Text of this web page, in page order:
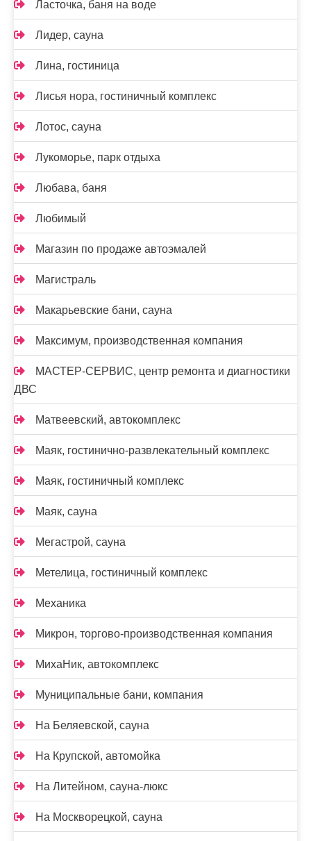
Ласточка, баня на воде
Лидер, сауна
Лина, гостиница
Лисья нора, гостиничный комплекс
Лотос, сауна
Лукоморье, парк отдыха
Любава, баня
Любимый
Магазин по продаже автоэмалей
Магистраль
Макарьевские бани, сауна
Максимум, производственная компания
МАСТЕР-СЕРВИС, центр ремонта и диагностики
ДВС
Матвеевский, автокомплекс
Маяк, гостинично-развлекательный комплекс
Маяк, гостиничный комплекс
Маяк, сауна
Мегастрой, сауна
Метелица, гостиничный комплекс
Механика
Микрон, торгово-производственная компания
МихаНик, автокомплекс
Муниципальные бани, компания
На Беляевской, сауна
На Крупской, автомойка
На Литейном, сауна-люкс
На Москворецкой, сауна